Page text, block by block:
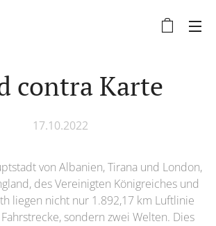
contra Karte
17.10.2022
von Albanien, Tirana und London,
des Vereinigten Königreiches und
liegen nicht nur 1.892,17 km Luftlinie
sondern zwei Welten. Dies